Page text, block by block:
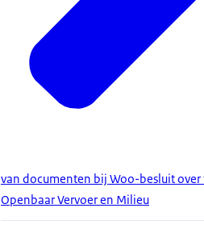
van documenten bij Woo-besluit
Openbaar Vervoer en Milieu